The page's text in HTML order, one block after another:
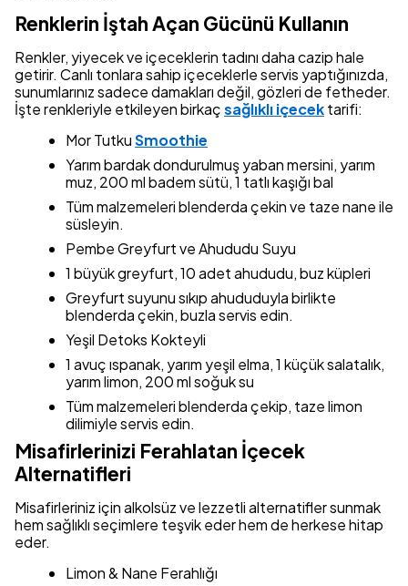
Renklerin İştah Açan Gücünü Kullanın
Renkler, yiyecek ve içeceklerin tadını daha cazip hale
getirir. Canlı tonlara sahip içeceklerle servis yaptığınızda,
sunumlarınız sadece damakları değil, gözleri de fetheder.
İşte renkleriyle etkileyen birkaçsağlıklı içecektarifi:
Mor TutkuSmoothie
Yarım bardak dondurulmuş yaban mersini, yarım
muz, 200 ml badem sütü, 1 tatlı kaşığı bal
Tüm malzemeleri blenderda çekin ve taze nane ile
süsleyin.
Pembe Greyfurt ve Ahududu Suyu
1 büyük greyfurt, 10 adet ahududu, buz küpleri
Greyfurt suyunu sıkıp ahududuyla birlikte
blenderda çekin, buzla servis edin.
Yeşil Detoks Kokteyli
1 avuç ıspanak, yarım yeşil elma, 1 küçük salatalık,
yarım limon, 200 ml soğuk su
Tüm malzemeleri blenderda çekip, taze limon
dilimiyle servis edin.
Misafirlerinizi Ferahlatan İçecek
Alternatifleri
Misafirleriniz için alkolsüz ve lezzetli alternatifler sunmak
hem sağlıklı seçimlere teşvik eder hem de herkese hitap
eder.
Limon & Nane Ferahlığı